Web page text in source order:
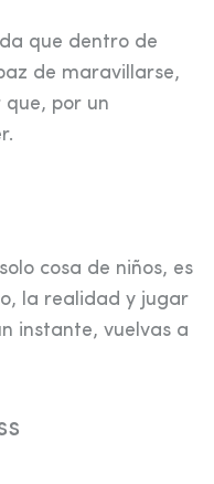
que dentro de
de maravillarse,
que, por un
cosa de niños, es
la realidad y jugar
instante, vuelvas a